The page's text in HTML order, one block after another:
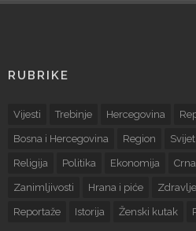
RUBRIKE
Vijesti Trebinje Hercegovina
Bosna i Hercegovina Region Svijet
Religija Politika Ekonomija
Zanimljivosti Hrana i piće Zdravlje
Reportaže Istorija Ženski kutak